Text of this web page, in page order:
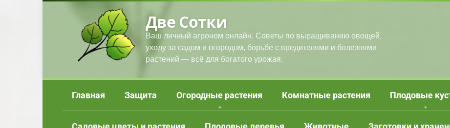
Две Сотки
Ваш личный агроном онлайн. Советы по выращиванию овощей,
уходу за садом и огородом, борьбе с вредителями и болезнями
растений — всё для богатого урожая.
Главная Защита Огородные растения Комнатные растения Плодовые